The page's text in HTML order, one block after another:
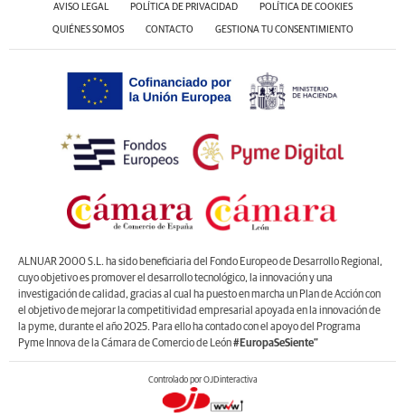
AVISO LEGAL POLÍTICA DE PRIVACIDAD POLÍTICA DE COOKIES
QUIÉNES SOMOS CONTACTO GESTIONA TU CONSENTIMIENTO
ALNUAR 2000 S.L. ha sido beneficiaria del Fondo Europeo de Desarrollo Regional,
cuyo objetivo es promover el desarrollo tecnológico, la innovación y una
investigación de calidad, gracias al cual ha puesto en marcha un Plan de Acción con
el objetivo de mejorar la competitividad empresarial apoyada en la innovación de
la pyme, durante el año 2025. Para ello ha contado con el apoyo del Programa
Pyme Innova de la Cámara de Comercio de León#EuropaSeSiente”
Controlado por OJDinteractiva